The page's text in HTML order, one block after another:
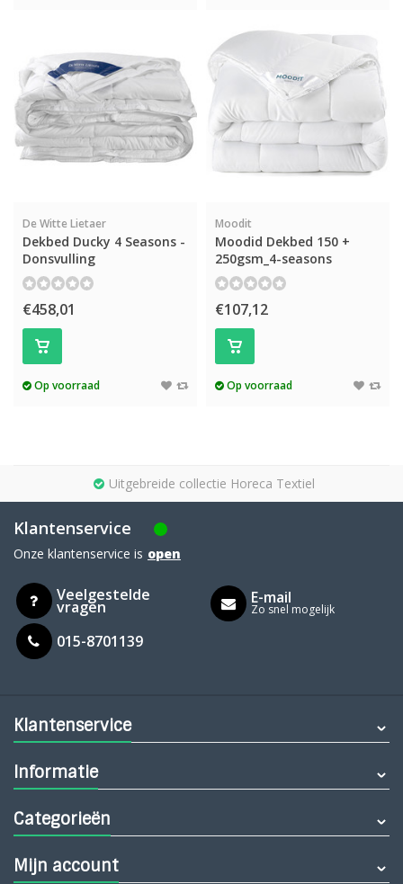
De Witte Lietaer
Dekbed Ducky 4 Seasons -
Donsvulling
€458,01
Op voorraad
Moodit
Moodid Dekbed 150 +
250gsm_4-seasons
€107,12
Op voorraad
Uitgebreide collectie Horeca Textiel
Klantenservice
Onze klantenservice is open
Veelgestelde
vragen
015-8701139
E-mail
Zo snel mogelijk
Klantenservice
Informatie
Categorieën
Mijn account